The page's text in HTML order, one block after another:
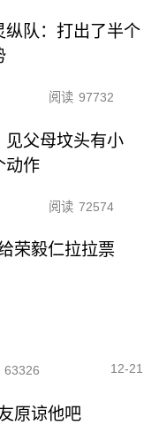
纵队：打出了半个
阅读 97732
见父母坟头有小
动作
阅读 72574
荣毅仁拉拉票
63326 12-21
原谅他吧